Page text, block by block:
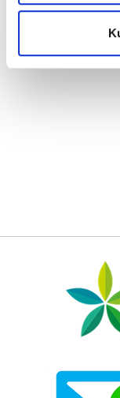
Friday
Miljøfyrtårn